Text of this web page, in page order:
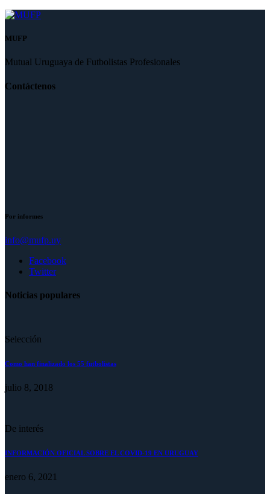
MUFP
Mutual Uruguaya de Futbolistas Profesionales
Contáctenos
Por informes
info@mufp.uy
Facebook
Twitter
Noticias populares
Selección
Como han finalizado los 55 futbolistas
julio 8, 2018
De interés
INFORMACIÓN OFICIAL SOBRE EL COVID-19 EN URUGUAY
enero 6, 2021